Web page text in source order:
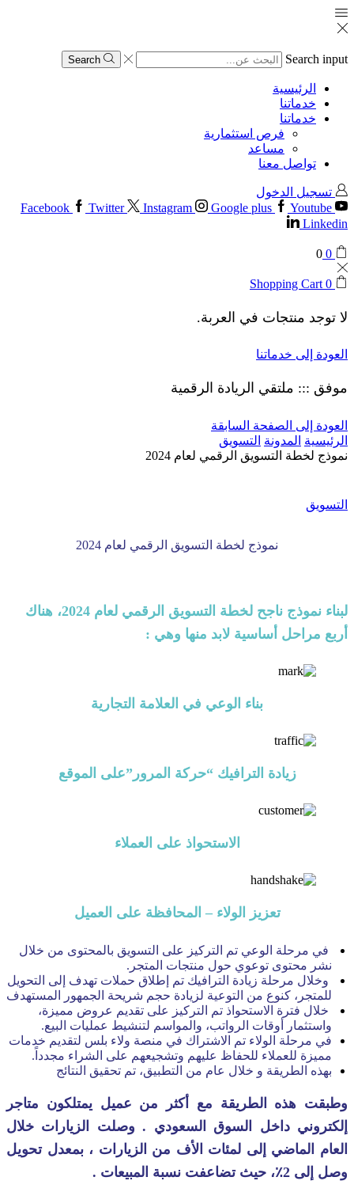
Search input
Search
الرئيسية
خدماتنا
خدماتنا
فرص استثمارية
مساعد
تواصل معنا
تسجيل الدخول
Facebook
Twitter Instagram Google plus
Youtube
Linkedin
0
0
0
Shopping Cart
لا توجد منتجات في العربة.
العودة إلى خدماتنا
موفق ::: ملتقي الريادة الرقمية
العودة إلى الصفحة السابقة
الرئيسية المدونة التسويق
نموذج لخطة التسويق الرقمي لعام 2024
التسويق
نموذج لخطة التسويق الرقمي لعام 2024
لبناء نموذج ناجح لخطة التسويق الرقمي لعام 2024، هناك
أربع مراحل أساسية لابد منها وهي :
بناء الوعي في العلامة التجارية
زيادة الترافيك “حركة المرور”على الموقع
الاستحواذ على العملاء
تعزيز الولاء – المحافظة على ‏العميل
‏ في مرحلة الوعي تم التركيز على التسويق بالمحتوى من خلال
نشر محتوى توعوي حول منتجات المتجر.
‏ وخلال مرحلة زيادة الترافيك تم إطلاق حملات تهدف إلى التحويل
للمتجر، كنوع من التوعية لزيادة حجم شريحة الجمهور المستهدف
‏ خلال فترة الاستحواذ تم التركيز على تقديم عروض مميزة،
واستثمار أوقات الرواتب، والمواسم لتنشيط عمليات البيع.
‏في مرحلة الولاء تم الاشتراك في منصة ولاء بلس لتقديم خدمات
مميزة للعملاء للحفاظ عليهم وتشجيعهم على الشراء مجدداً.
‏بهذه الطريقة و خلال عام من التطبيق، تم تحقيق النتائج
‏وطبقت هذه الطريقة مع أكثر من عميل يمتلكون متاجر
إلكتروني داخل السوق السعودي . وصلت الزيارات خلال
العام الماضي إلى لمئات الأف من الزيارات ، بمعدل تحويل
وصل إلى 2٪، حيث تضاعفت نسبة المبيعات .